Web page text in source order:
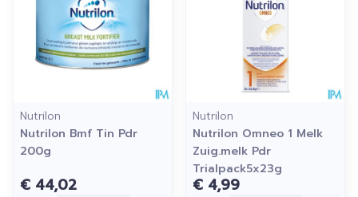
Nutrilon
Nutrilon Bmf Tin Pdr
200g
€ 44,02
Nutrilon
Nutrilon Omneo 1 Melk
Zuig.melk Pdr
Trialpack5x23g
€ 4,99